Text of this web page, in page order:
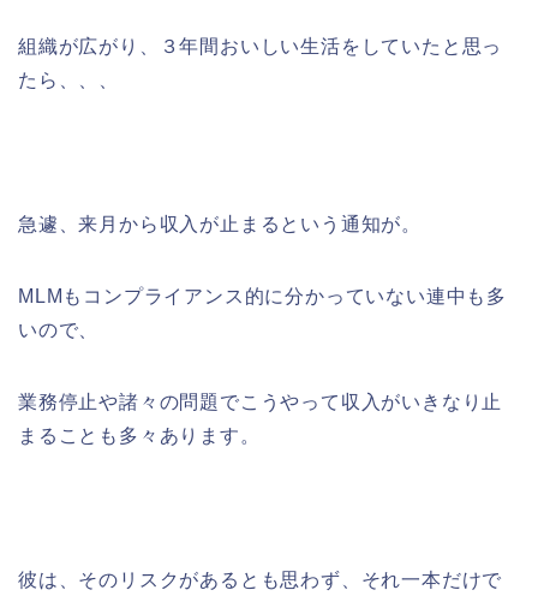
組織が広がり、３年間おいしい生活をしていたと思っ
たら、、、
急遽、来月から収入が止まるという通知が。
MLMもコンプライアンス的に分かっていない連中も多
いので、
業務停止や諸々の問題でこうやって収入がいきなり止
まることも多々あります。
彼は、そのリスクがあるとも思わず、それ一本だけで